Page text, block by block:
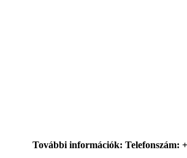
További információk: Telefonszám: